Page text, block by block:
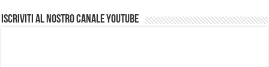
Iscriviti al nostro Canale Youtube